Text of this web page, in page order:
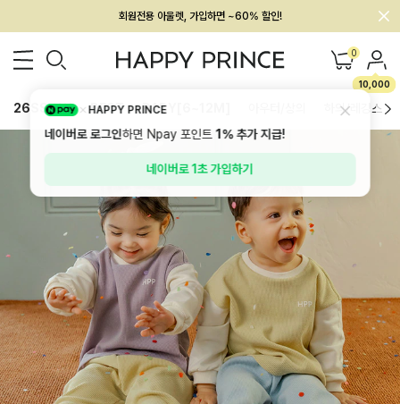
멤버십 최대 28,000원 혜택
0
10,000
26SS 신상 BEST BABY[6~12M] 하의/레깅스
HAPPY PRINCE
네이버로 로그인하면 Npay 포인트1%추가 지급!
네이버로 1초 가입하기